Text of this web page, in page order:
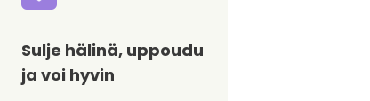
Sulje hälinä, uppoudu
ja voi hyvin